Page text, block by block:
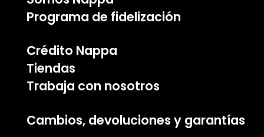
Programa de fidelización
Crédito Nappa
Tiendas
Trabaja con nosotros
Cambios, devoluciones y garantías